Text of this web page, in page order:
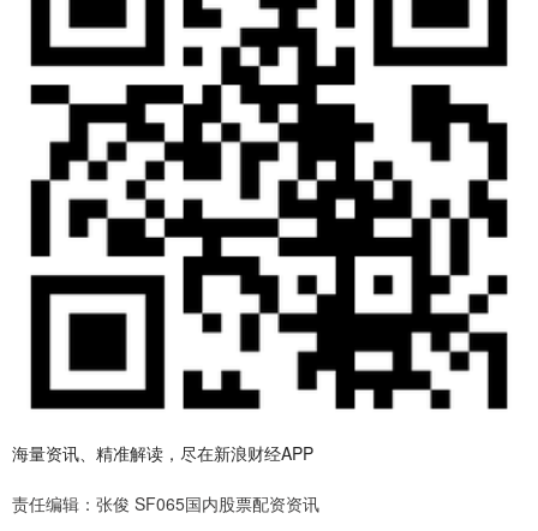
海量资讯、精准解读，尽在新浪财经APP
责任编辑：张俊 SF065国内股票配资资讯